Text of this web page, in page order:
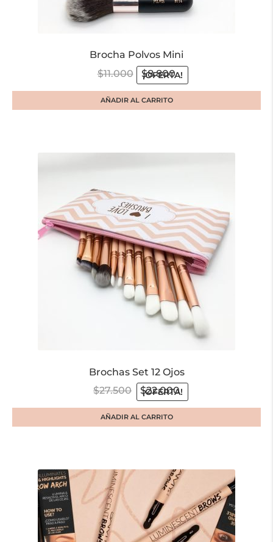
Brocha Polvos Mini
¡OFERTA!
$11.000 $8.800
AÑADIR AL CARRITO
Brochas Set 12 Ojos
¡OFERTA!
$27.500 $22.000
AÑADIR AL CARRITO